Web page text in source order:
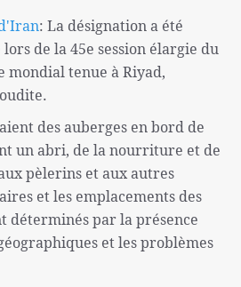
: La désignation a été
de la 45e session élargie du
mondial tenue à Riyad,
des auberges en bord de
un abri, de la nourriture et de
pèlerins et aux autres
et les emplacements des
déterminés par la présence
et les problèmes